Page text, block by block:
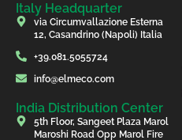
Italy Headquarter
via Circumvallazione Esterna
12, Casandrino (Napoli) Italia
+39.081.5055724
info@elmeco.com
India Distribution Center
5th Floor, Sangeet Plaza Marol
Maroshi Road Opp Marol Fire